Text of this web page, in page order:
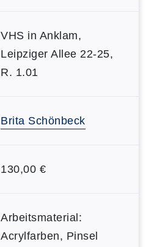
VHS in Anklam,
Leipziger Allee 22-25,
R. 1.01
Brita Schönbeck
130,00 €
Arbeitsmaterial:
Acrylfarben, Pinsel